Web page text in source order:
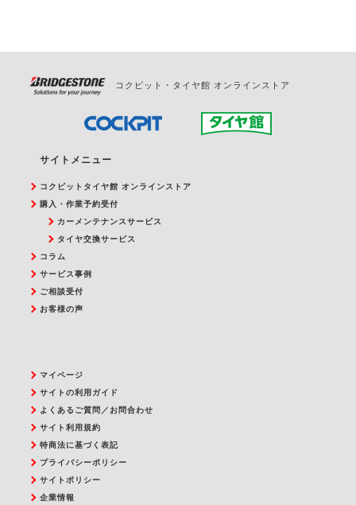
コクピット・タイヤ館 オンラインストア
サイトメニュー
コクピットタイヤ館 オンラインストア
購入・作業予約受付
カーメンテナンスサービス
タイヤ交換サービス
コラム
サービス事例
ご相談受付
お客様の声
マイページ
サイトの利用ガイド
よくあるご質問／お問合わせ
サイト利用規約
特商法に基づく表記
プライバシーポリシー
サイトポリシー
企業情報